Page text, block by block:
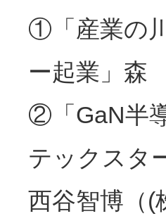
①「産業の
ー起業」森
②「GaN半
テックスタ
西谷智博（(